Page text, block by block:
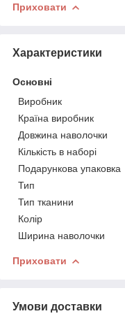
Приховати
Характеристики
Основні
Виробник
Країна виробник
Довжина наволочки
Кількість в наборі
Подарункова упаковка
Тип
Тип тканини
Колір
Ширина наволочки
Приховати
Умови доставки